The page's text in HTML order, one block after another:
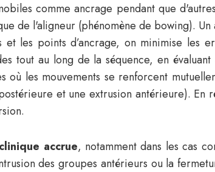
comme ancrage pendant que
de l'aligneur (phénomène de bowing). Un
et les points d’ancrage, on minimise
tout au long de la séquence, en
les mouvements se renforcent
et une extrusion antérieure). En
accrue, notamment dans les cas
des groupes antérieurs ou la